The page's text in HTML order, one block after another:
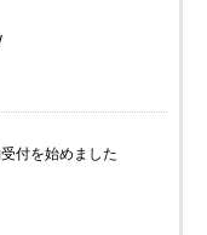
付を始めました